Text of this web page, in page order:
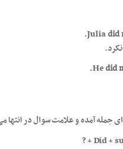
did
Hedid
جمله آمده و علامت سوال در انتها
Did +